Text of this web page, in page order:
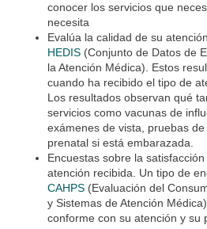
conocer los servicios que
necesita
Evalúa la calidad de su
HEDIS (Conjunto de Datos de
la Atención Médica). Estos
cuando ha recibido el tipo de
Los resultados observan qué
servicios como vacunas de
exámenes de vista, pruebas
prenatal si está embarazada.
Encuestas sobre la
atención recibida. Un tipo de
CAHPS (Evaluación del
y Sistemas de Atención
conforme con su atención y su